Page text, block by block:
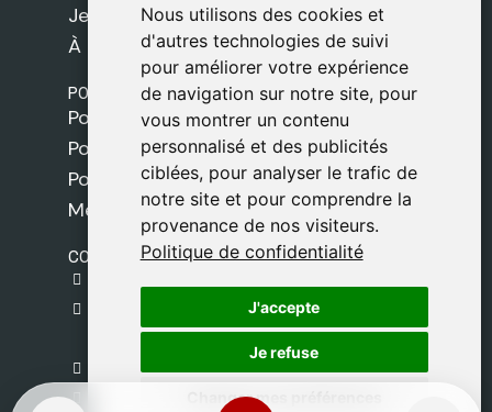
Nous utilisons des cookies et
d'autres technologies de suivi
pour améliorer votre expérience
de navigation sur notre site, pour
vous montrer un contenu
personnalisé et des publicités
ciblées, pour analyser le trafic de
notre site et pour comprendre la
provenance de nos visiteurs.
Politique de confidentialité
J'accepte
Je refuse
Changer mes préférences
Nous utilisons des cookies et
d'autres technologies de suivi
pour améliorer votre expérience
de navigation sur notre site, pour
vous montrer un contenu
personnalisé et des publicités
ciblées, pour analyser le trafic de
notre site et pour comprendre la
provenance de nos visiteurs.
Politique de confidentialité
J'accepte
Je refuse
Changer mes préférences
Jeux
À propos de nous
POLITIQUES
Politique de livraison
Politique de cookies
Politique de confidentialité
Mentions légales
CONTACT
C. del Pradillo, 6, 28770 Colmenar Viejo,
Madrid
+34 918 459 877